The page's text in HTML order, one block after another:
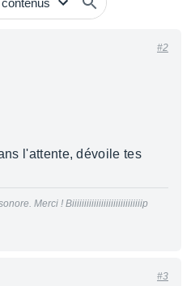
#2
l'attente, dévoile tes
Merci ! Biiiiiiiiiiiiiiiiiiiiiiiiiiiiip
#3